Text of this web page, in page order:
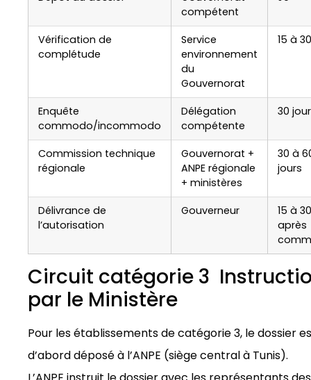
compétent
Vérification de
complétude
Service
environnement
du
Gouvernorat
15 à
Enquête
commodo/incommodo
Délégation
compétente
30
Commission technique
régionale
Gouvernorat +
ANPE régionale
+ ministères
30 à
jours
Délivrance de
l’autorisation
Gouverneur
15 à
après
Circuit catégorie 3
par le Ministère
Pour les établissements de catégorie 3, le dossier
d’abord déposé à l’ANPE (siège central à Tunis).